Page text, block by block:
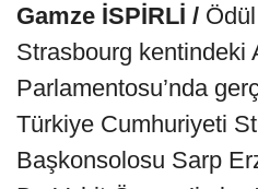
Gamze İSPİRLİ /
Strasbourg kentindeki
Parlamentosu’nda
Türkiye Cumhuriyeti
Başkonsolosu Sarp